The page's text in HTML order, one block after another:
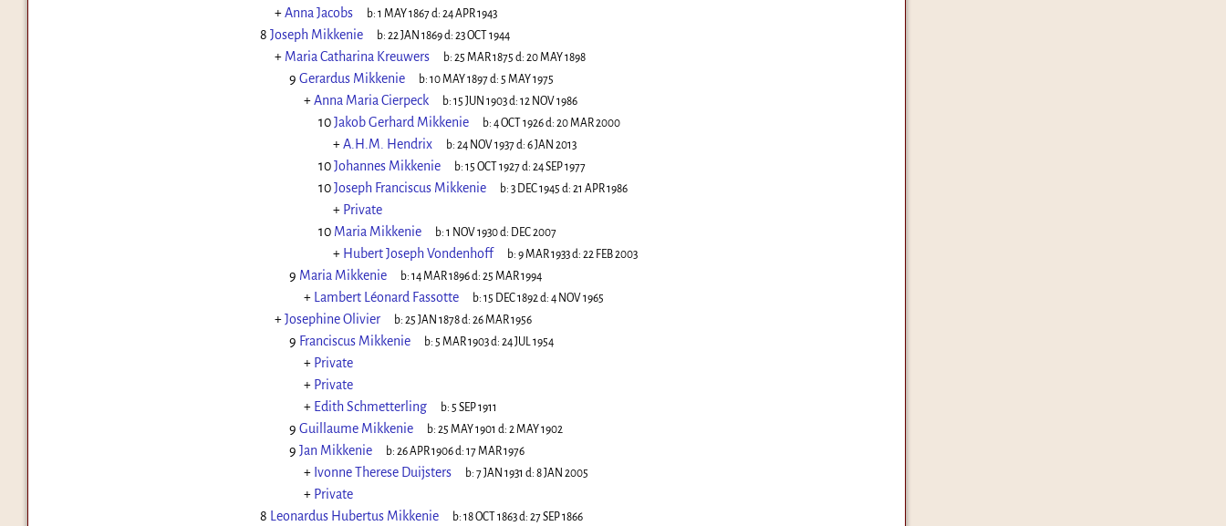
+Anna Jacobs b: 1 MAY 1867d: 24 APR 1943
8 Joseph Mikkenie b: 22 JAN 1869d: 23 OCT 1944
+ Maria Catharina Kreuwers b: 25 MAR 1875 d: 20 MAY 1898
9 Gerardus Mikkenie b: 10 MAY 1897d: 5 MAY 1975
+Anna Maria Cierpeck b: 15 JUN 1903d: 12 NOV 1986
10Jakob Gerhard Mikkenie b: 4 OCT 1926d: 20 MAR 2000
+A.H.M. Hendrix b: 24 NOV 1937d: 6 JAN 2013
10Johannes Mikkenie b: 15 OCT 1927d: 24 SEP 1977
10Joseph Franciscus Mikkenie b: 3 DEC 1945 d: 21 APR 1986
+ Private
10 Maria Mikkenie b: 1 NOV 1930d: DEC 2007
+ Hubert Joseph Vondenhoff b: 9 MAR 1933d: 22 FEB 2003
9 Maria Mikkenie b: 14 MAR 1896d: 25 MAR 1994
+ Lambert Léonard Fassotte b: 15 DEC 1892d: 4 NOV 1965
+Josephine Olivier b: 25 JAN 1878d: 26 MAR 1956
9 Franciscus Mikkenie b: 5 MAR 1903d: 24 JUL 1954
+ Private
+ Private
+ Edith Schmetterling b: 5 SEP 1911
9 Guillaume Mikkenie b: 25 MAY 1901 d: 2 MAY 1902
9 Jan Mikkenie b: 26 APR 1906d: 17 MAR 1976
+ Ivonne Therese Duijsters b: 7 JAN 1931 d: 8 JAN 2005
+ Private
8
Leonardus Hubertus Mikkenie b: 18 OCT 1863d: 27 SEP 1866